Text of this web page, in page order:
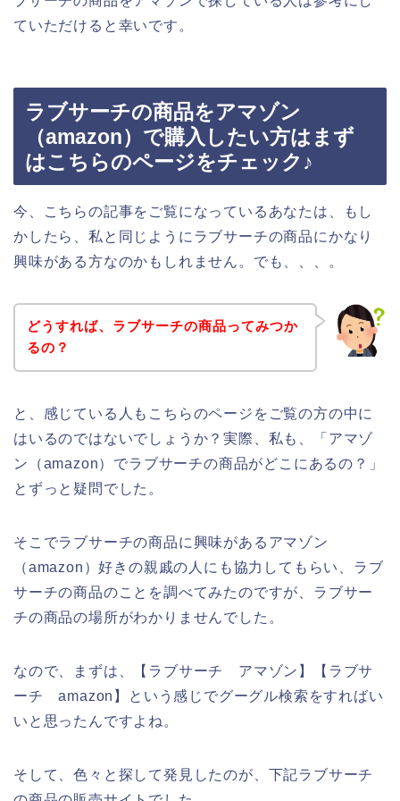
ていただけると幸いです。
ラブサーチの商品をアマゾン
（amazon）で購入したい方はまず
はこちらのページをチェック♪
今、こちらの記事をご覧になっているあなたは、もし
かしたら、私と同じようにラブサーチの商品にかなり
興味がある方なのかもしれません。でも、、、。
どうすれば、ラブサーチの商品ってみつか
るの？
と、感じている人もこちらのページをご覧の方の中に
はいるのではないでしょうか？実際、私も、「アマゾ
ン（amazon）でラブサーチの商品がどこにあるの？」
とずっと疑問でした。
そこでラブサーチの商品に興味があるアマゾン
（amazon）好きの親戚の人にも協力してもらい、ラブ
サーチの商品のことを調べてみたのですが、ラブサー
チの商品の場所がわかりませんでした。
なので、まずは、【ラブサーチ アマゾン】【ラブサ
ーチ amazon】という感じでグーグル検索をすればい
いと思ったんですよね。
そして、色々と探して発見したのが、下記ラブサーチ